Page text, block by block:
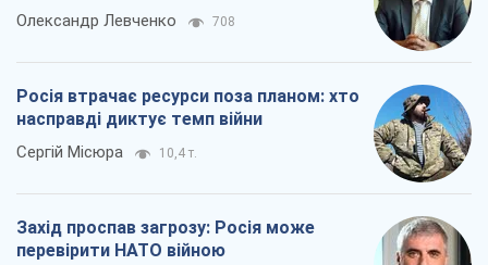
Олександр Левченко 708
Росія втрачає ресурси поза планом: хто
насправді диктує темп війни
Сергій Місюра 10,4 т.
Захід проспав загрозу: Росія може
перевірити НАТО війною